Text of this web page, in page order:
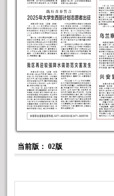
当前版： 02版